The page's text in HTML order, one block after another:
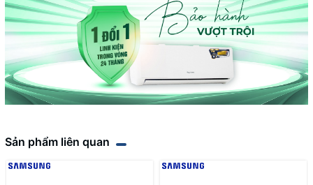
Sản phẩm liên quan